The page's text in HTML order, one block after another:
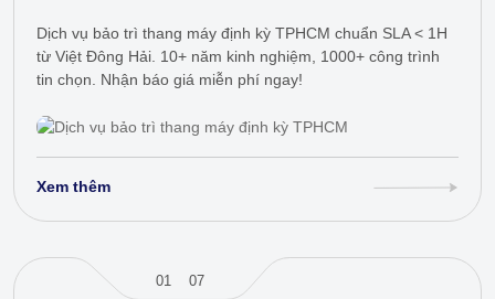
Dịch vụ bảo trì thang máy định kỳ TPHCM chuẩn SLA < 1H
từ Việt Đông Hải. 10+ năm kinh nghiệm, 1000+ công trình
tin chọn. Nhận báo giá miễn phí ngay!
Xem thêm
01 07